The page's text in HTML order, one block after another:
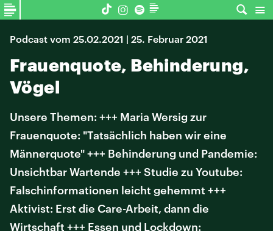
Podcast vom 25.02.2021 | 25. Februar 2021
Frauenquote, Behinderung,
Vögel
Unsere Themen: +++ Maria Wersig zur
Frauenquote: "Tatsächlich haben wir eine
Männerquote" +++ Behinderung und Pandemie:
Unsichtbar Wartende +++ Studie zu Youtube:
Falschinformationen leicht gehemmt +++
Aktivist: Erst die Care-Arbeit, dann die
Wirtschaft +++ Essen und Lockdown: